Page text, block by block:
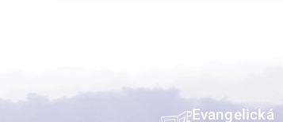
pro
Evangelická